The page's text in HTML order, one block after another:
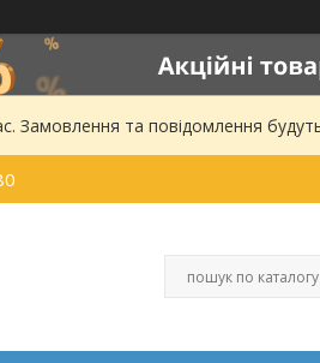
Замовлення та повідомлення